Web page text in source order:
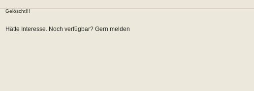
Gelöscht!!!
Hätte Interesse. Noch verfügbar? Gern melden